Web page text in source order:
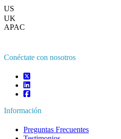
US
UK
APAC
Conéctate con nosotros
Información
Preguntas Frecuentes